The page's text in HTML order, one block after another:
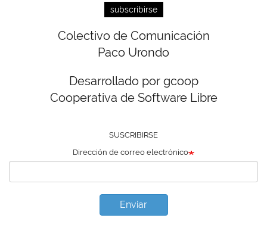
subscribirse
Colectivo de Comunicación
Paco Urondo
Desarrollado por gcoop
Cooperativa de Software Libre
SUSCRIBIRSE
Dirección de correo electrónico
Enviar